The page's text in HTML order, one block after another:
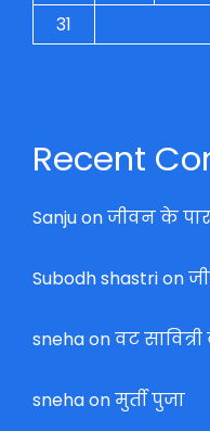
31
Recent
Sanjuonजीवन के
Subodh shastrion
snehaonवट सावित्री
snehaonमुर्ती पुजा